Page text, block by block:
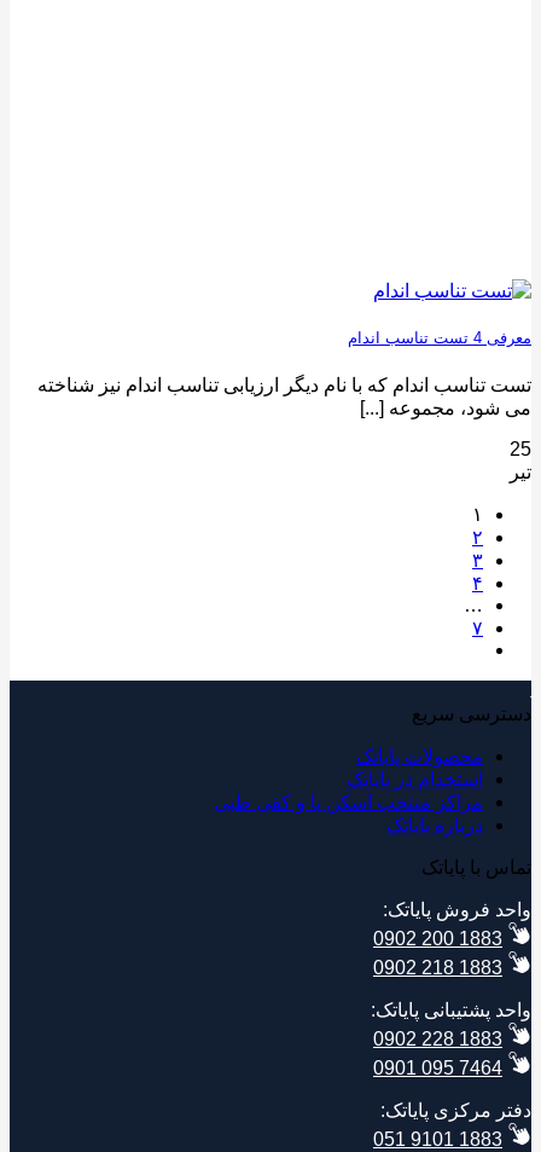
معرفی 4 تست تناسب اندام
تست تناسب اندام که با نام دیگر ارزیابی تناسب اندام نیز شناخته
می شود، مجموعه [...]
25
تیر
۱
۲
۳
۴
…
۷
دسترسی سریع
محصولات پایاتک
استخدام در پایاتک
مراکز منتخب اسکن پا و کفی طبی
درباره پایاتک
تماس با پایاتک
واحد فروش پایاتک:
0902 200 1883
0902 218 1883
واحد پشتیبانی پایاتک:
0902 228 1883
0901 095 7464
دفتر مرکزی پایاتک:
051 9101 1883